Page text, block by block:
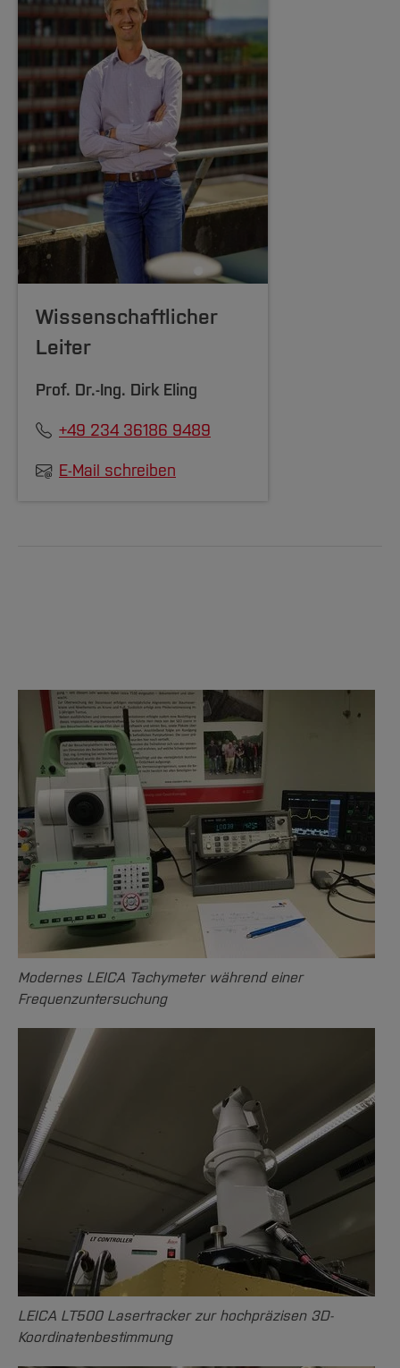
Wissenschaftlicher
Leiter
Prof. Dr.-Ing. Dirk Eling
+49 234 36186 9489
E-Mail schreiben
Modernes LEICA Tachymeter während einer
Frequenzuntersuchung
LEICA LT500 Lasertracker zur hochpräzisen 3D-
Koordinatenbestimmung